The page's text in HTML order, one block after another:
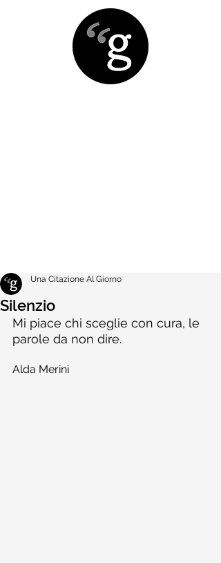
Silenzio
Una Citazione Al Giorno
Mi piace chi sceglie con cura, le
parole da non dire.
Alda Merini